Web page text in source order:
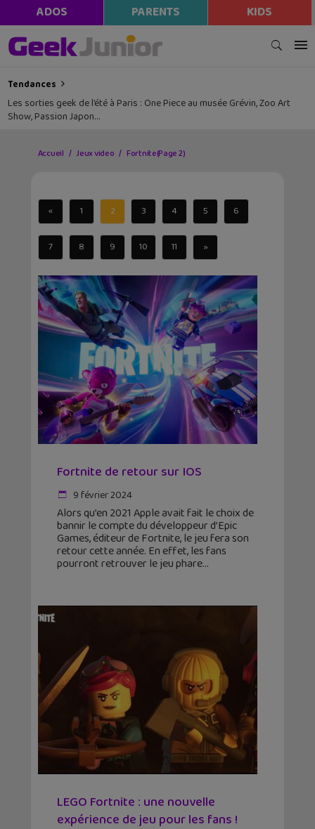
ADOS PARENTS KIDS
Tendances
Les sorties geek de l’été à Paris : One Piece au musée Grévin, Zoo Art
Show, Passion Japon…
Accueil Jeux video Fortnite(Page 2)
« 1 2 3 4 5 6
7 8 9 10 11 »
Fortnite de retour sur IOS
9 février 2024
Alors qu’en 2021 Apple avait fait le choix de
bannir le compte du développeur d’Epic
Games, éditeur de Fortnite, le jeu fera son
retour cette année. En effet, les fans
pourront retrouver le jeu phare
LEGO Fortnite : une nouvelle
expérience de jeu pour les fans !